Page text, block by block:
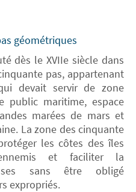
géométriques
dès le XVIIe siècle dans
pas, appartenant
devait servir de zone
public maritime, espace
marées de mars et
La zone des cinquante
les côtes des îles
et faciliter la
sans être obligé
expropriés.